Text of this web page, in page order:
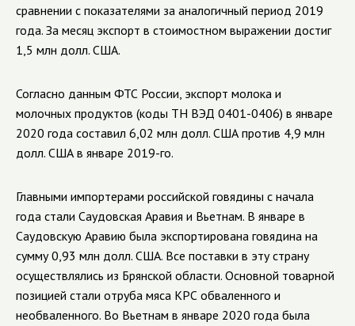
сравнении с показателями за аналогичный период 2019
года. За месяц экспорт в стоимостном выражении достиг
1,5 млн долл. США.
Согласно данным ФТС России, экспорт молока и
молочных продуктов (коды ТН ВЭД 0401-0406) в январе
2020 года составил 6,02 млн долл. США против 4,9 млн
долл. США в январе 2019-го.
Главными импортерами российской говядины с начала
года стали Саудовская Аравия и Вьетнам. В январе в
Саудовскую Аравию была экспортирована говядина на
сумму 0,93 млн долл. США. Все поставки в эту страну
осуществлялись из Брянской области. Основной товарной
позицией стали отруба мяса КРС обваленного и
необваленного. Во Вьетнам в январе 2020 года была